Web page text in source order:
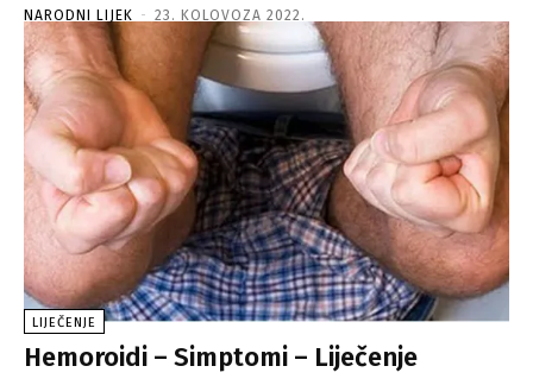
NARODNI LIJEK - 23. KOLOVOZA 2022.
LIJEČENJE
Hemoroidi – Simptomi – Liječenje